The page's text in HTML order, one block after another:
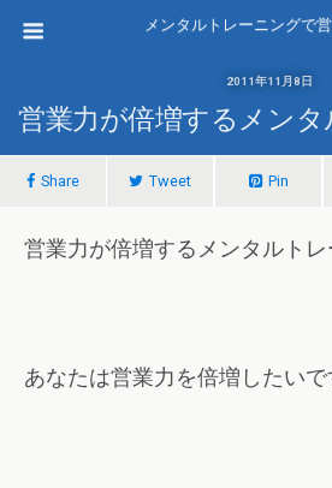
メンタルトレーニングで
2011年11月8日
営業力が倍増するメン
Share Tweet Pin
営業力が倍増するメンタルト
あなたは営業力を倍増したいで